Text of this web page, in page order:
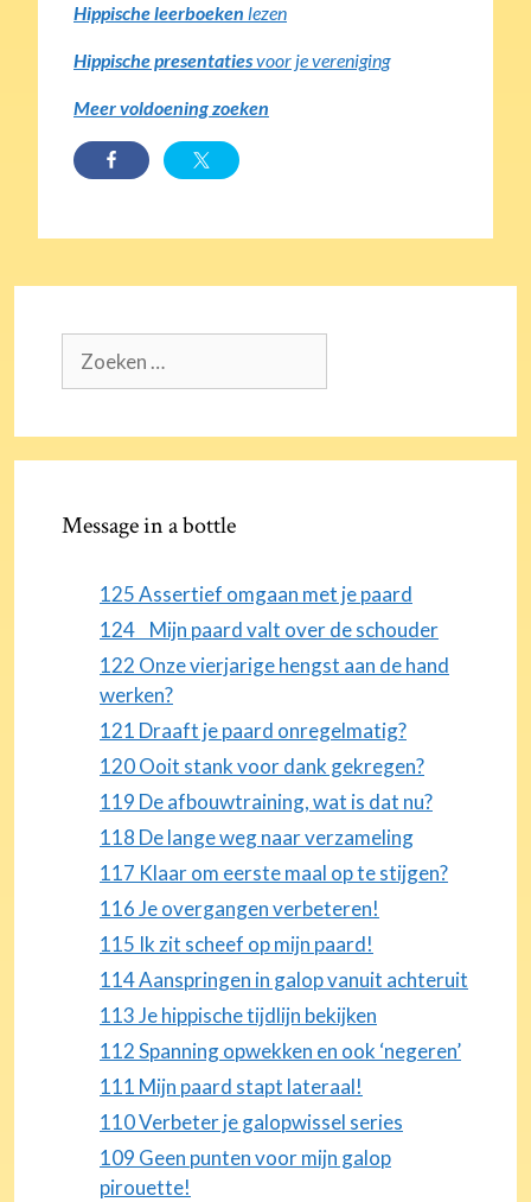
Hippische leerboeken lezen
Hippische presentatiesvoor je vereniging
Meer voldoening zoeken
naar:
Message in a bottle
125 Assertief omgaan met je paard
124 Mijn paard valt over de schouder
122 Onze vierjarige hengst aan de hand
werken?
121 Draaft je paard onregelmatig?
120 Ooit stank voor dank gekregen?
119 De afbouwtraining, wat is dat nu?
118 De lange weg naar verzameling
117 Klaar om eerste maal op te stijgen?
116 Je overgangen verbeteren!
115 Ik zit scheef op mijn paard!
114 Aanspringen in galop vanuit achteruit
113 Je hippische tijdlijn bekijken
112 Spanning opwekken en ook ‘negeren’
111 Mijn paard stapt lateraal!
110 Verbeter je galopwissel series
109 Geen punten voor mijn galop
pirouette!